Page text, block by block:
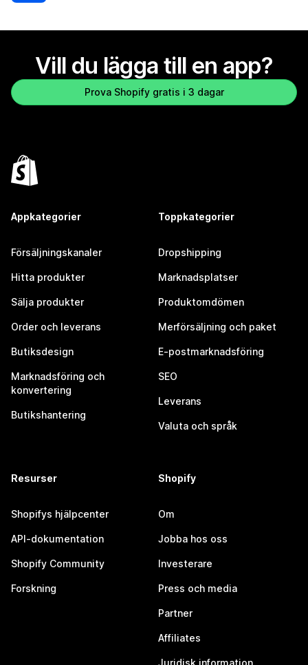
Vill du lägga till en app?
Prova Shopify gratis i 3 dagar
Appkategorier
Försäljningskanaler
Hitta produkter
Sälja produkter
Order och leverans
Butiksdesign
Marknadsföring och
konvertering
Butikshantering
Toppkategorier
Dropshipping
Marknadsplatser
Produktomdömen
Merförsäljning och paket
E-postmarknadsföring
SEO
Leverans
Valuta och språk
Resurser
Shopifys hjälpcenter
API-dokumentation
Shopify Community
Forskning
Shopify
Om
Jobba hos oss
Investerare
Press och media
Partner
Affiliates